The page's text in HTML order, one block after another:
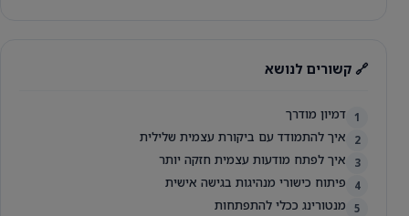
🔗 קשורים לנושא
1 דמיון מודרך
2 איך להתמודד עם ביקורת עצמית שלילית
3 איך לפתח מודעות עצמית חזקה יותר
4 פיתוח כישורי מנהיגות בגישה אישית
5 מנטורינג ככלי להתפתחות